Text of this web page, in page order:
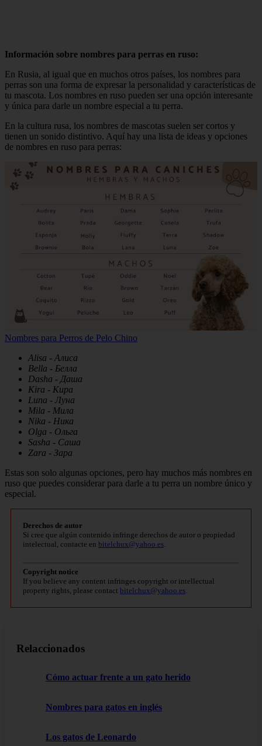
Información sobre nombres para perras en ruso:
En Rusia, al igual que en muchos otros países, los nombres para
perras son una forma de expresar la personalidad y características de
tu mascota. Los nombres en ruso pueden ser una opción interesante
y única para darle un nombre especial a tu perra.
En la cultura rusa, los nombres de mascotas suelen ser cortos y
tienen un sonido distintivo. Aquí hay una lista de ideas y opciones
de nombres en ruso para perras:
Nombres para Perros de Pelo Chino
Alisa - Алиса
Bella - Белла
Dasha - Даша
Kira - Кира
Luna - Луна
Mila - Мила
Nika - Ника
Olga - Ольга
Sasha - Саша
Zara - Зара
Estas son solo algunas opciones, pero hay muchos más nombres en
ruso que puedes considerar para darle a tu perra un nombre único y
especial.
Derechos de autor
Si cree que algún contenido infringe derechos de autor o propiedad
intelectual, contacte en bitelchux@yahoo.es.
Copyright notice
If you believe any content infringes copyright or intellectual
property rights, please contact bitelchux@yahoo.es.
Relaccionados
Cómo actuar frente a un gato herido
Nombres para gatos en inglés
Los gatos de Leonardo